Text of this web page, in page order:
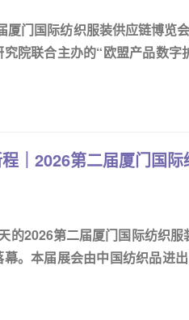
厦门国际纺织服装供应链博览
院联合主办的“欧盟产品数
｜2026第二届厦门国
的2026第二届厦门国际纺织
。本届展会由中国纺织品进